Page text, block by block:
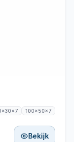
100x50x7
Bekijk